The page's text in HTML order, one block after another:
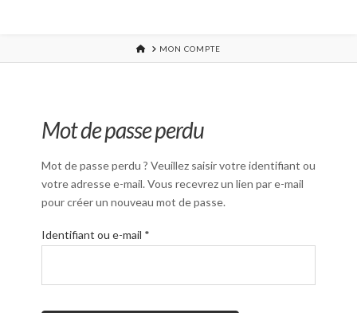
MAISON
MON COMPTE
Mot de passe perdu
Mot de passe perdu ? Veuillez saisir votre identifiant ou
votre adresse e-mail. Vous recevrez un lien par e-mail
pour créer un nouveau mot de passe.
Identifiant ou e-mail *Obligatoire